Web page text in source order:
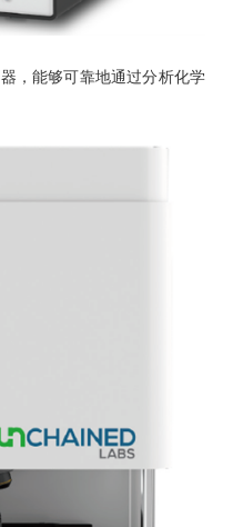
，能够可靠地通过分析化学